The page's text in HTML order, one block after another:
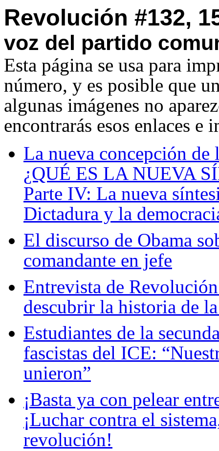
Revolución #132,
voz del partido
Esta página se usa para
número, y es posible que
algunas imágenes no
encontrarás esos enlaces e
La nueva concepción
¿QUÉ ES LA NUEVA
Parte IV: La nueva
Dictadura y la
El discurso de Obama
comandante en jefe
Entrevista de
descubrir la historia de
Estudiantes de la
fascistas del ICE:
unieron”
¡Basta ya con pelear
¡Luchar contra el
revolución!